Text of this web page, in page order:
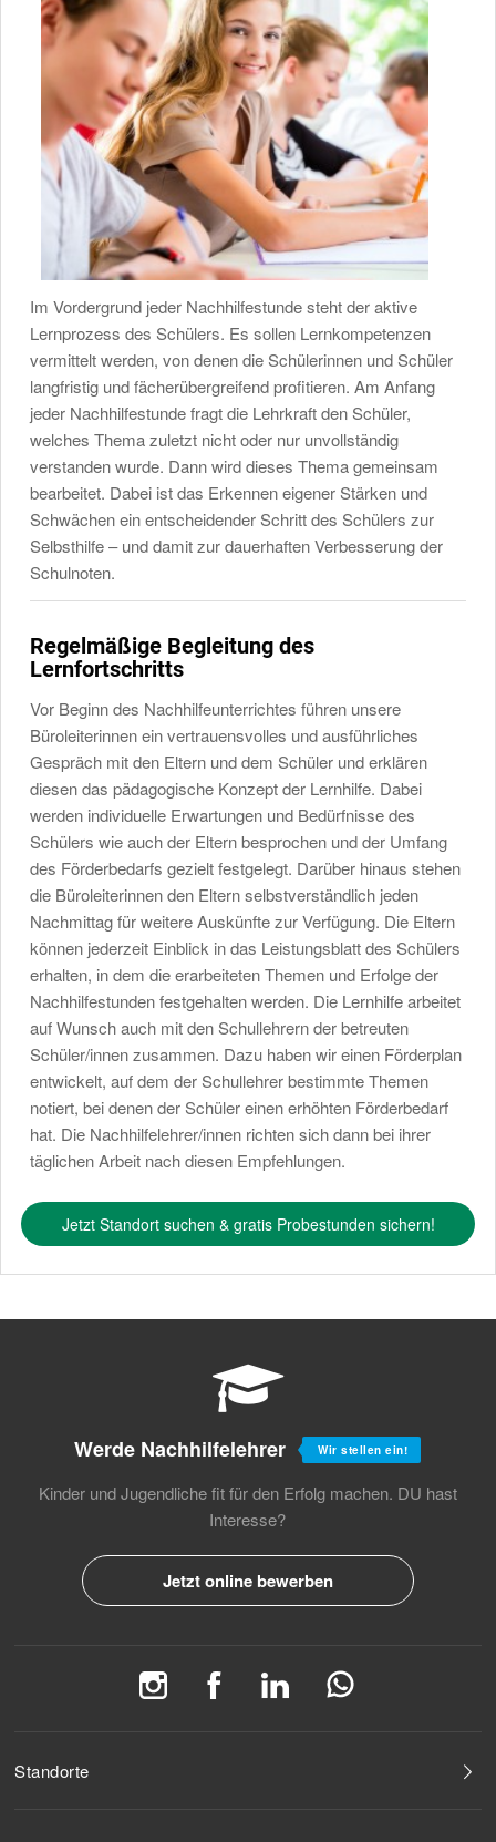
Im Vordergrund jeder Nachhilfestunde steht der aktive
Lernprozess des Schülers. Es sollen Lernkompetenzen
vermittelt werden, von denen die Schülerinnen und Schüler
langfristig und fächerübergreifend profitieren. Am Anfang
jeder Nachhilfestunde fragt die Lehrkraft den Schüler,
welches Thema zuletzt nicht oder nur unvollständig
verstanden wurde. Dann wird dieses Thema gemeinsam
bearbeitet. Dabei ist das Erkennen eigener Stärken und
Schwächen ein entscheidender Schritt des Schülers zur
Selbsthilfe – und damit zur dauerhaften Verbesserung der
Schulnoten.
Regelmäßige Begleitung des
Lernfortschritts
Vor Beginn des Nachhilfeunterrichtes führen unsere
Büroleiterinnen ein vertrauensvolles und ausführliches
Gespräch mit den Eltern und dem Schüler und erklären
diesen das pädagogische Konzept der Lernhilfe. Dabei
werden individuelle Erwartungen und Bedürfnisse des
Schülers wie auch der Eltern besprochen und der Umfang
des Förderbedarfs gezielt festgelegt. Darüber hinaus stehen
die Büroleiterinnen den Eltern selbstverständlich jeden
Nachmittag für weitere Auskünfte zur Verfügung. Die Eltern
können jederzeit Einblick in das Leistungsblatt des Schülers
erhalten, in dem die erarbeiteten Themen und Erfolge der
Nachhilfestunden festgehalten werden. Die Lernhilfe arbeitet
auf Wunsch auch mit den Schullehrern der betreuten
Schüler/innen zusammen. Dazu haben wir einen Förderplan
entwickelt, auf dem der Schullehrer bestimmte Themen
notiert, bei denen der Schüler einen erhöhten Förderbedarf
hat. Die Nachhilfelehrer/innen richten sich dann bei ihrer
täglichen Arbeit nach diesen Empfehlungen.
Jetzt Standort suchen & gratis Probestunden sichern!
Standorte
Werde Nachhilfelehrer Wir stellen ein!
Kinder und Jugendliche fit für den Erfolg machen. DU hast
Interesse?
Jetzt online bewerben